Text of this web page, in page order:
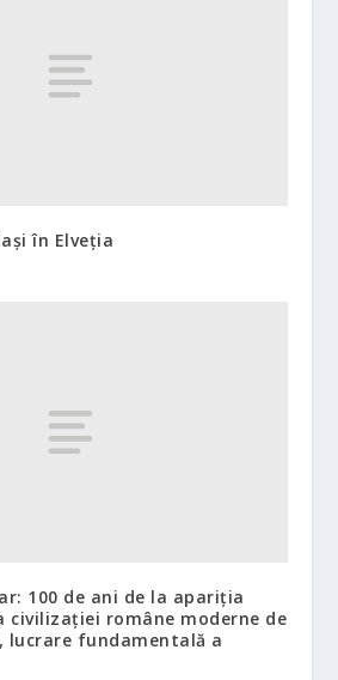
în Elveția
100 de ani de la apariția
civilizației române moderne de
lucrare fundamentală a